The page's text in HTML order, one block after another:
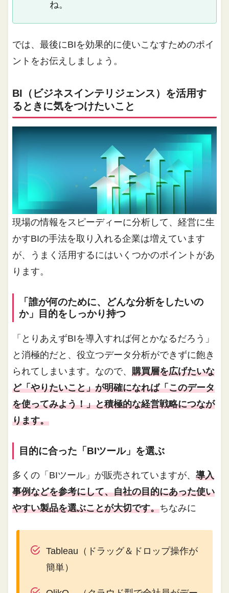
ね。
では、最後にBIを効果的に使いこなすためのポイ
ントをお伝えしましょう。
BI（ビジネスインテリジェンス）を活用す
るときに気をつけたいこと
現場の情報をスピーディーに分析して、経営に生
かすBIの手法を取り入れる企業は増えています
が、うまく活用するにはいくつかのポイントがあ
ります。
「誰が何のために、どんな分析をしたいの
か」目的をしっかり持つ
「とりあえずBIを導入すれば何とかなるだろう」
と消極的だと、役立つデータ分析ができずに飽き
られてしまいます。なので、購買層を広げたいな
ど「やりたいこと」が明確になれば「このデータ
を使ってみよう！」と積極的な経営戦略につなが
ります。
目的に合った「BIツール」を選ぶ
多くの「BIツール」が販売されていますが、導入
事例などを参考にして、自社の目的にあった使い
やすい製品を選ぶことが大切です。ちなみに
Tableau（ドラッグ＆ドロップ操作が
簡単）